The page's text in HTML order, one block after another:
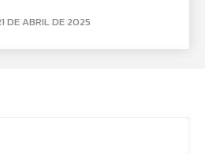
DE ABRIL DE 2025